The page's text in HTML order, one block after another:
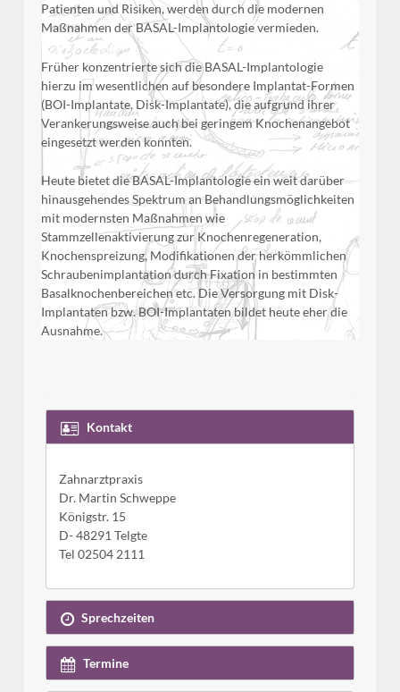
Patienten und Risiken, werden durch die modernen
Maßnahmen der BASAL-Implantologie vermieden.
Früher konzentrierte sich die BASAL-Implantologie
hierzu im wesentlichen auf besondere Implantat-Formen
(BOI-Implantate, Disk-Implantate), die aufgrund ihrer
Verankerungsweise auch bei geringem Knochenangebot
eingesetzt werden konnten.
Heute bietet die BASAL-Implantologie ein weit darüber
hinausgehendes Spektrum an Behandlungsmöglichkeiten
mit modernsten Maßnahmen wie
Stammzellenaktivierung zur Knochenregeneration,
Knochenspreizung, Modifikationen der herkömmlichen
Schraubenimplantation durch Fixation in bestimmten
Basalknochenbereichen etc. Die Versorgung mit Disk-
Implantaten bzw. BOI-Implantaten bildet heute eher die
Ausnahme.
Kontakt
Zahnarztpraxis
Dr. Martin Schweppe
Königstr. 15
D- 48291 Telgte
Tel 02504 2111
Sprechzeiten
Termine